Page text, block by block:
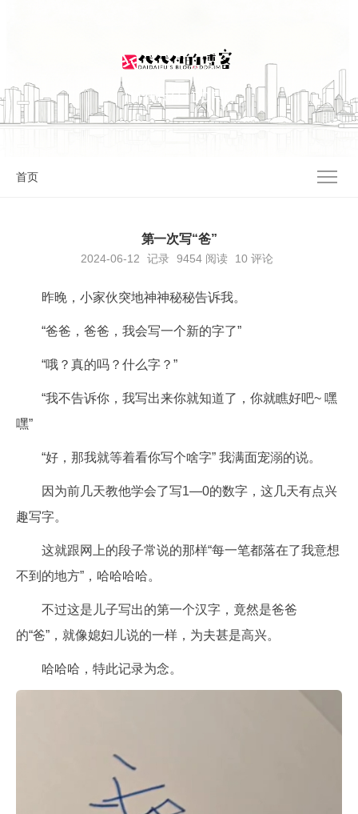
I'M 代代付 | DDF.IM
首页
第一次写“爸”
2024-06-12 记录 9454 阅读 10 评论
昨晚，小家伙突地神神秘秘告诉我。
“爸爸，爸爸，我会写一个新的字了”
“哦？真的吗？什么字？”
“我不告诉你，我写出来你就知道了，你就瞧好吧~ 嘿
嘿”
“好，那我就等着看你写个啥字” 我满面宠溺的说。
因为前几天教他学会了写1—0的数字，这几天有点兴
趣写字。
这就跟网上的段子常说的那样“每一笔都落在了我意想
不到的地方”，哈哈哈哈。
不过这是儿子写出的第一个汉字，竟然是爸爸
的“爸”，就像媳妇儿说的一样，为夫甚是高兴。
哈哈哈，特此记录为念。